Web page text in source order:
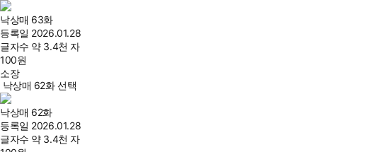
낙상매 63화
등록일 2026.01.28
글자수 약 3.4천 자
100원
소장
낙상매 62화 선택
낙상매 62화
등록일 2026.01.28
글자수 약 3.4천 자